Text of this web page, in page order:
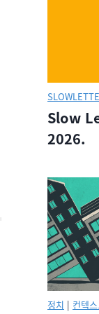
Slow
2026.
정치 | 컨텍